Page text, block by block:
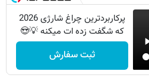
پرکاربردترین چراغ شارژی 2026
که شگفت زده ات میکنه 💡😍
ثبت سفارش